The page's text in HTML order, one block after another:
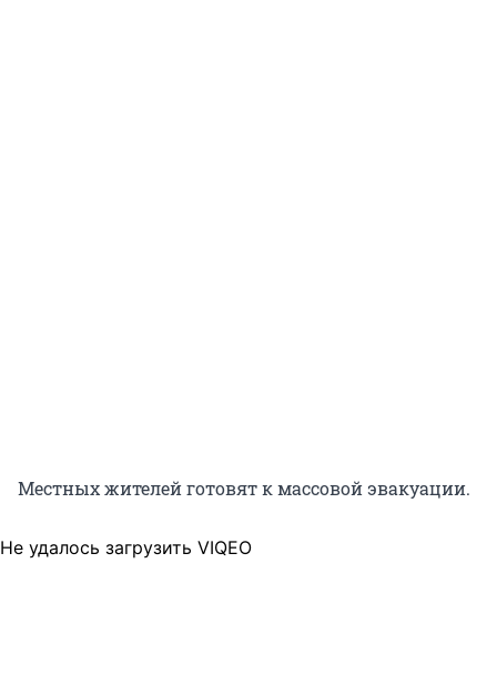
Местных жителей готовят к массовой эвакуации.
Не удалось загрузить VIQEO